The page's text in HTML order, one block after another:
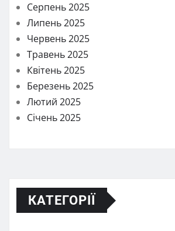
Серпень 2025
Липень 2025
Червень 2025
Травень 2025
Квітень 2025
Березень 2025
Лютий 2025
Січень 2025
КАТЕГОРІЇ